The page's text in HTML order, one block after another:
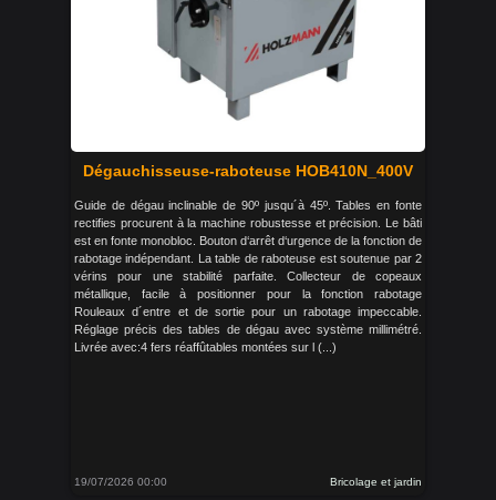
Dégauchisseuse-raboteuse HOB410N_400V
Guide de dégau inclinable de 90º jusqu´à 45º. Tables en fonte
rectifies procurent à la machine robustesse et précision. Le bâti
est en fonte monobloc. Bouton d‘arrêt d‘urgence de la fonction de
rabotage indépendant. La table de raboteuse est soutenue par 2
vérins pour une stabilité parfaite. Collecteur de copeaux
métallique, facile à positionner pour la fonction rabotage
Rouleaux d´entre et de sortie pour un rabotage impeccable.
Réglage précis des tables de dégau avec système millimétré.
Livrée avec:4 fers réaffûtables montées sur l (...)
19/07/2026 00:00 Bricolage et jardin